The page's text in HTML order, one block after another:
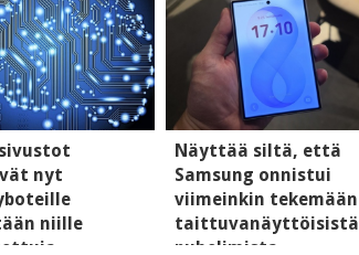
nyt
niille
Näyttää siltä, että
Samsung onnistui
viimeinkin tekemään
taittuvanäyttöisistä
puhelimista